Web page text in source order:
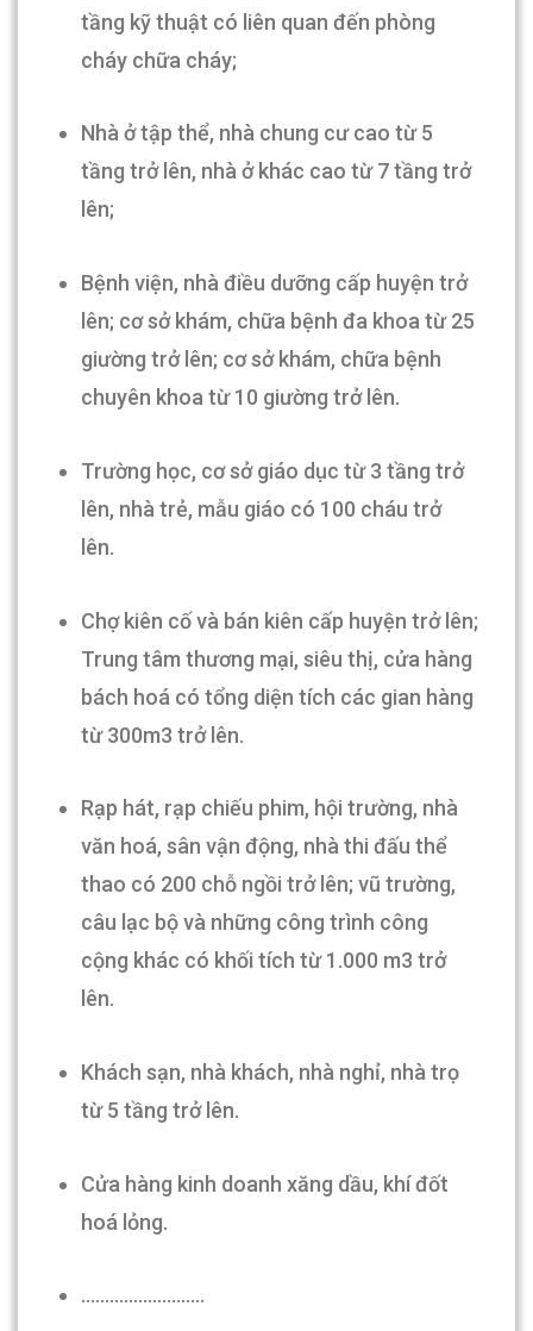
tầng kỹ thuật có liên quan đến phòng
cháy chữa cháy;
Nhà ở tập thể, nhà chung cư cao từ 5
tầng trở lên, nhà ở khác cao từ 7 tầng trở
lên;
Bệnh viện, nhà điều dưỡng cấp huyện trở
lên; cơ sở khám, chữa bệnh đa khoa từ 25
giường trở lên; cơ sở khám, chữa bệnh
chuyên khoa từ 10 giường trở lên.
Trường học, cơ sở giáo dục từ 3 tầng trở
lên, nhà trẻ, mẫu giáo có 100 cháu trở
lên.
Chợ kiên cố và bán kiên cấp huyện trở lên;
Trung tâm thương mại, siêu thị, cửa hàng
bách hoá có tổng diện tích các gian hàng
từ 300m3 trở lên.
Rạp hát, rạp chiếu phim, hội trường, nhà
văn hoá, sân vận động, nhà thi đấu thể
thao có 200 chỗ ngồi trở lên; vũ trường,
câu lạc bộ và những công trình công
cộng khác có khối tích từ 1.000 m3 trở
lên.
Khách sạn, nhà khách, nhà nghỉ, nhà trọ
từ 5 tầng trở lên.
Cửa hàng kinh doanh xăng dầu, khí đốt
hoá lỏng.
……………………..